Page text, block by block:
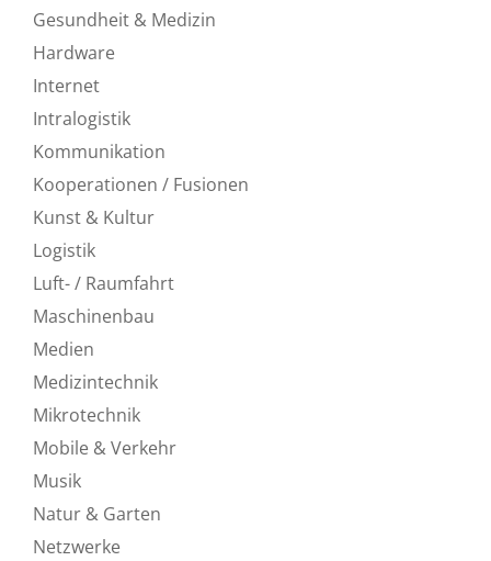
Gesundheit & Medizin
Hardware
Internet
Intralogistik
Kommunikation
Kooperationen / Fusionen
Kunst & Kultur
Logistik
Luft- / Raumfahrt
Maschinenbau
Medien
Medizintechnik
Mikrotechnik
Mobile & Verkehr
Musik
Natur & Garten
Netzwerke